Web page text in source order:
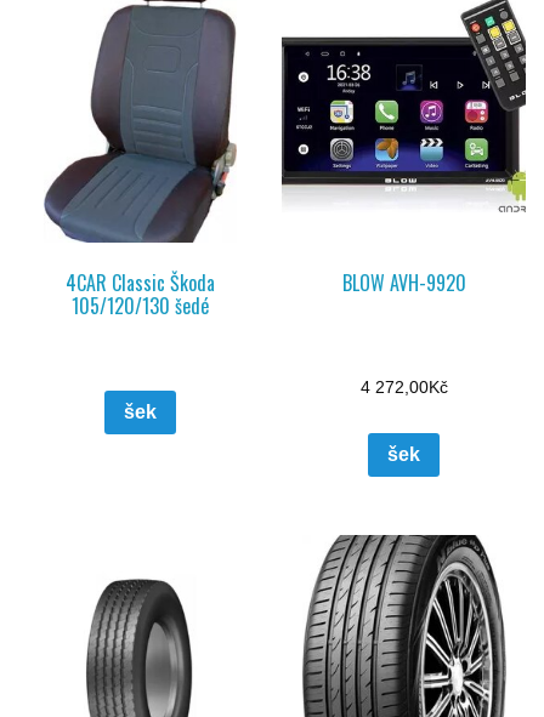
4CAR Classic Škoda
105/120/130 šedé
šek
BLOW AVH-9920
4 272,00Kč
šek